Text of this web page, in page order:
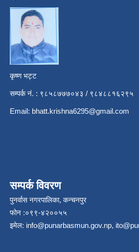
कृष्ण भट्ट
सम्पर्क नं. : ९८५८७७७०४३ / ९८४८८१६२९५
Email: bhatt.krishna6295@gmail.com
सम्पर्क विवरण
पुनर्वास नगरपालिका, कन्चनपुर
फोन :०९९-४२००५५
इमेल: info@punarbasmun.gov.np,